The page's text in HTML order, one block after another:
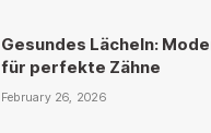
Gesundes Lächeln:
für perfekte Zähne
February 26, 2026